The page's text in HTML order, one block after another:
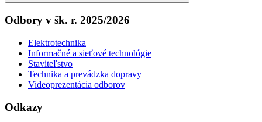
Search
Odbory v šk. r. 2025/2026
Elektrotechnika
Informačné a sieťové technológie
Staviteľstvo
Technika a prevádzka dopravy
Videoprezentácia odborov
Odkazy